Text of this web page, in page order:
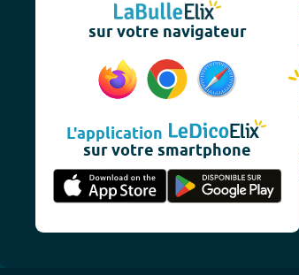
sur votre navigateur
L'application
sur votre smartphone